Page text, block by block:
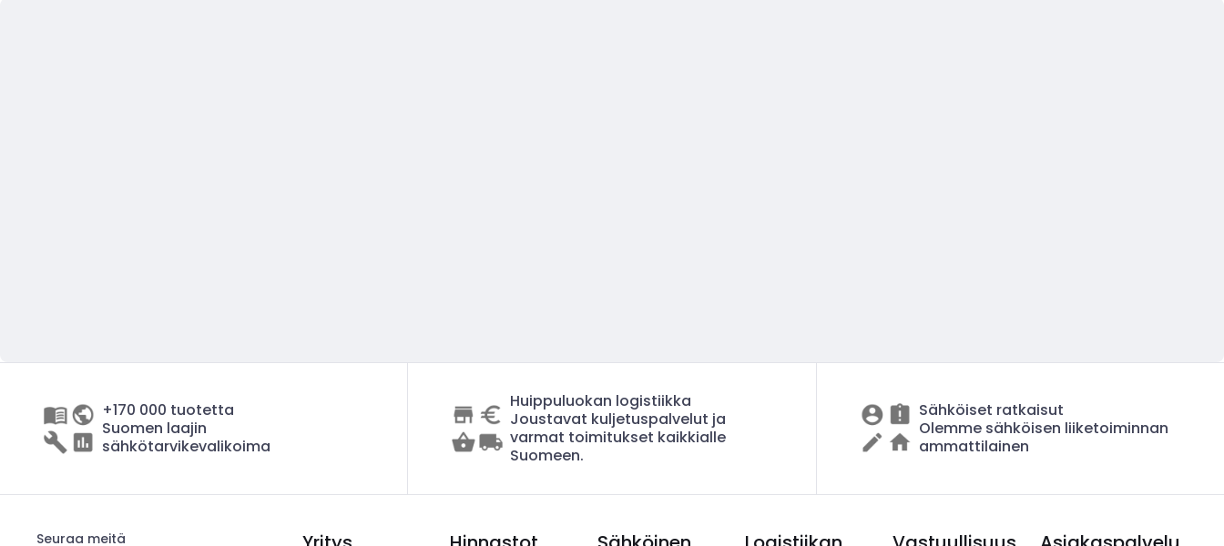
+170 000 tuotetta
Suomen laajin
sähkötarvikevalikoima
Huippuluokan logistiikka
Joustavat kuljetuspalvelut ja
varmat toimitukset kaikkialle
Suomeen.
Sähköiset ratkaisut
Olemme sähköisen liiketoiminnan
ammattilainen
Seuraa meitä